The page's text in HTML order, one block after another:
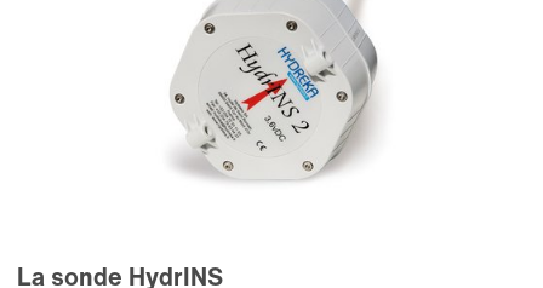
La sonde HydrINS